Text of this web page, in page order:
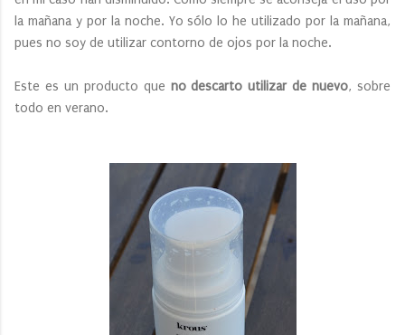
la mañana y por la noche. Yo sólo lo he utilizado por la mañana,
pues no soy de utilizar contorno de ojos por la noche.
Este es un producto que no descarto utilizar de nuevo, sobre
todo en verano.